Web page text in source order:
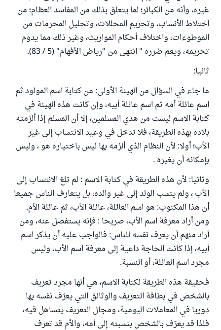
غيره، وأنه من الكبائر؛ لما يتعلق بذلك من المفاسد العظام؛ من
اختلاط الأنساب، وتحريم المحللات، وتحليل المحرمات من
الموطوءات، واختلاف أحكام المواريث، وغير ذلك مما يدوم
تحريمه، ويعم ضرره " انتهى من "رياض الأفهام" (5 / 83).
ثانيا:
ما جاء في السؤال من الهيئة الأولى: من كتابة اسم المولود ثم
اسم عائلة أمه ثم اسم عائلة أبيه، وإن كانت هذه الهيئة في
كتابة الاسم ليست من هدي المسلمين، إلا أن المسلم إذا ألزمته
بلاده بهذه الطريقة، فلا تدخل في وعيد الانتساب إلى غير
الأب؛ أولا: لأن النظام الذي ألزمه بها ليس باختياره هو ، وليس
بإمكانه أن يغيره .
وثانيا: لأن هذه الطريقة في كتابة الاسم : لم تلغ الانتساب إلى
الأب ، ولم ينسب الولد إلى غير والده، بل يتعارف الناس جميعا
أن هذا المكتوب: هو اسم العائلة، عائلة الأب، ثم عائلة الأم.
ومن أراد معرفة اسم الأب، صريحا : فإنه يستفصل عنه، ومن
أراد منهم أن يعرف نفسه للناس: فالواجب عليه أن يذكر اسم
أبيه، إذا كانت الحاجة داعية إلى معرفة اسم الأب، وليس
مجرد اسم العائلة، أو النسبة.
فحقيقة هذه الطريقة لكتابة الاسم، هي أنها مجرد تعريف
بالشخص في بطاقة التعريف والوثائق التي يعرّف نفسه بها
دوريا في المعاملات اليومية، ومجال التعريف يتساهل فيه،
فلذا قد يعرّف بالشخص بنسبته إلى أمه، والأم قد تعرف